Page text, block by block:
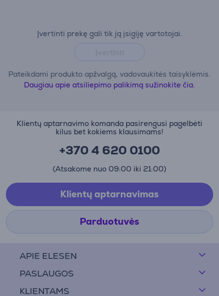
Įvertinti prekę gali tik ją įsigiję vartotojai.
Pateikdami produkto apžvalgą, vadovaukitės taisyklėmis.
Daugiau apie atsiliepimo palikimą sužinokite čia.
APIE ELESEN
PASLAUGOS
KLIENTAMS
Klientų aptarnavimo komanda pasirengusi pagelbėti
kilus bet kokiems klausimams!
+370 4 620 0100
(Atsakome nuo 09:00 iki 21:00)
Klientų aptarnavimas
Parduotuvės